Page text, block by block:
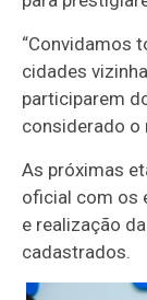
“Convidamos
cidades
participarem
considerado o
As próximas
oficial com os
e realização
cadastrados.